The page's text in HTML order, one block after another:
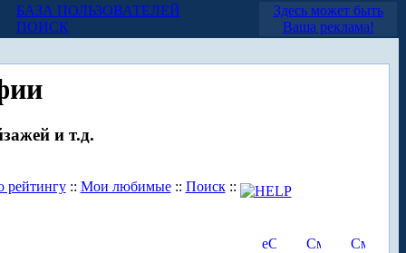
БАЗА ПОЛЬЗОВАТЕЛЕЙ
ПОИСК
Здесь может быть
Ваша реклама!
и т.д.
рейтингу:: Мои любимые:: Поиск::